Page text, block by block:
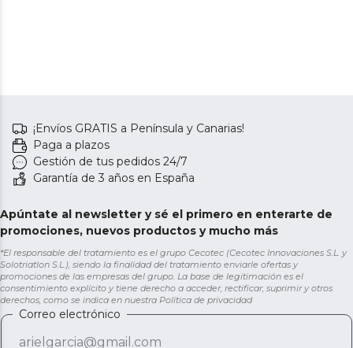
¡Envíos GRATIS a Península y Canarias!
Paga a plazos
Gestión de tus pedidos 24/7
Garantía de 3 años en España
Apúntate al newsletter y sé el primero en enterarte de
promociones, nuevos productos y mucho más
*El responsable del tratamiento es el grupo Cecotec (Cecotec Innovaciones S.L. y
Solotriatlon S.L.), siendo la finalidad del tratamiento enviarle ofertas y
promociones de las empresas del grupo. La base de legitimación es el
consentimiento explícito y tiene derecho a acceder, rectificar, suprimir y otros
derechos, como se indica en nuestra Política de privacidad
Correo electrónico